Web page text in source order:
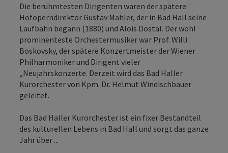
Die berühmtesten Dirigenten waren der spätere
Hofoperndirektor Gustav Mahler, der in Bad Hall seine
Laufbahn begann (1880) und Alois Dostal. Der wohl
prominenteste Orchestermusiker war Prof. Willi
Boskovsky, der spätere Konzertmeister der Wiener
Philharmoniker und Dirigent vieler
„Neujahrskonzerte. Derzeit wird das Bad Haller
Kurorchester von Kpm. Dr. Helmut Windischbauer
geleitet.
Das Bad Haller Kurorchester ist ein fixer Bestandteil
des kulturellen Lebens in Bad Hall und sorgt das ganze
Jahr über ...